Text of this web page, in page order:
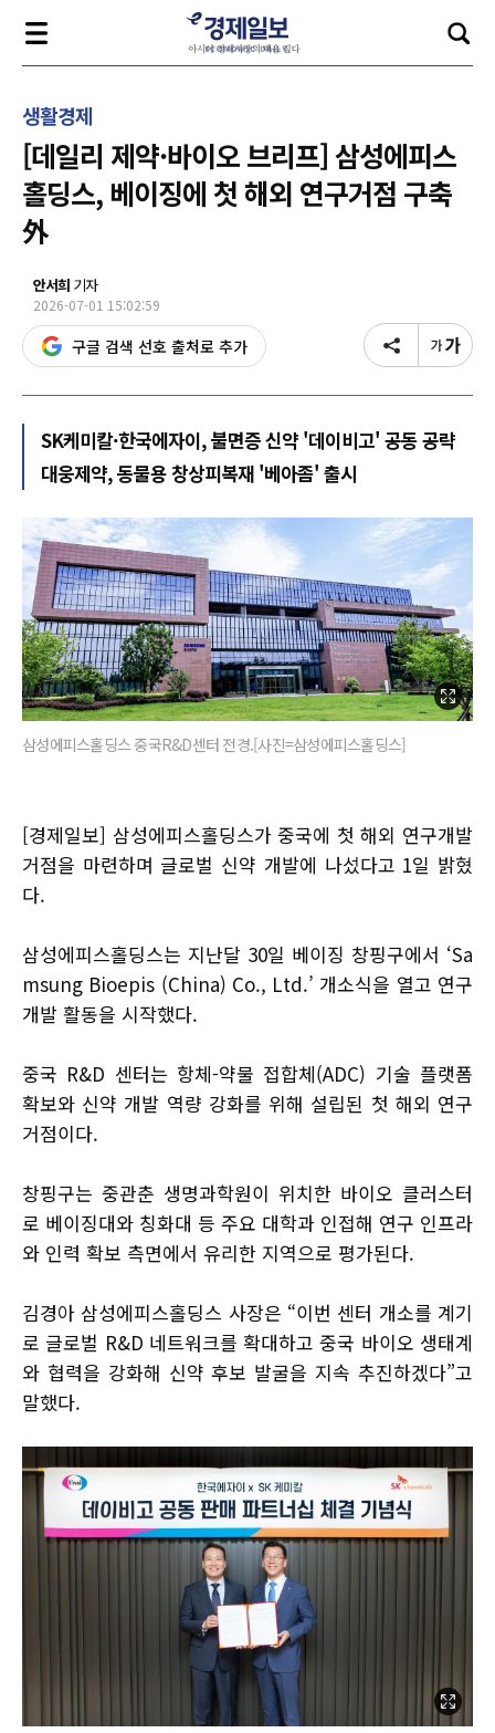
생활경제
[데일리 제약·바이오 브리프] 삼성에피스
홀딩스, 베이징에 첫 해외 연구거점 구축
外
안서희 기자
2026-07-01 15:02:59
구글 검색 선호 출처로 추가
SK케미칼·한국에자이, 불면증 신약 '데이비고' 공동 공략
대웅제약, 동물용 창상피복재 '베아좀' 출시
삼성에피스홀딩스 중국R&D센터 전경.[사진=삼성에피스홀딩스]
[경제일보] 삼성에피스홀딩스가 중국에 첫 해외 연구개발
거점을 마련하며 글로벌 신약 개발에 나섰다고 1일 밝혔
다.
삼성에피스홀딩스는 지난달 30일 베이징 창핑구에서 ‘Sa
msung Bioepis (China) Co., Ltd.’ 개소식을 열고 연구
개발 활동을 시작했다.
중국 R&D 센터는 항체-약물 접합체(ADC) 기술 플랫폼
확보와 신약 개발 역량 강화를 위해 설립된 첫 해외 연구
거점이다.
창핑구는 중관춘 생명과학원이 위치한 바이오 클러스터
로 베이징대와 칭화대 등 주요 대학과 인접해 연구 인프라
와 인력 확보 측면에서 유리한 지역으로 평가된다.
김경아 삼성에피스홀딩스 사장은 “이번 센터 개소를 계기
로 글로벌 R&D 네트워크를 확대하고 중국 바이오 생태계
와 협력을 강화해 신약 후보 발굴을 지속 추진하겠다”고
말했다.